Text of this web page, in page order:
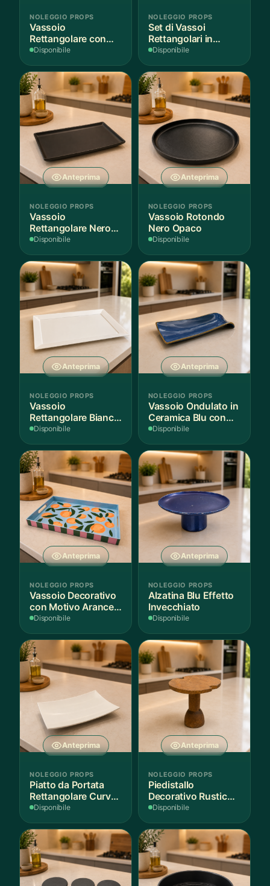
NOLEGGIO PROPS
Vassoio
Rettangolare con
Fantasia
Disponibile
NOLEGGIO PROPS
Set di Vassoi
Rettangolari in
Finitura Legno
Disponibile
Anteprima
NOLEGGIO PROPS
Vassoio
Rettangolare Nero
Opaco
Disponibile
Anteprima
NOLEGGIO PROPS
Vassoio Rotondo
Nero Opaco
Disponibile
Anteprima
NOLEGGIO PROPS
Vassoio
Rettangolare Bianco
per Scenografie
Disponibile
Anteprima
NOLEGGIO PROPS
Vassoio Ondulato in
Ceramica Blu con
Bordo Dorato
Disponibile
Anteprima
NOLEGGIO PROPS
Vassoio Decorativo
con Motivo Arance e
Foglie
Disponibile
Anteprima
NOLEGGIO PROPS
Alzatina Blu Effetto
Invecchiato
Disponibile
Anteprima
NOLEGGIO PROPS
Piatto da Portata
Rettangolare Curvo
Bianco
Disponibile
Anteprima
NOLEGGIO PROPS
Piedistallo
Decorativo Rustico
in Legno
Disponibile